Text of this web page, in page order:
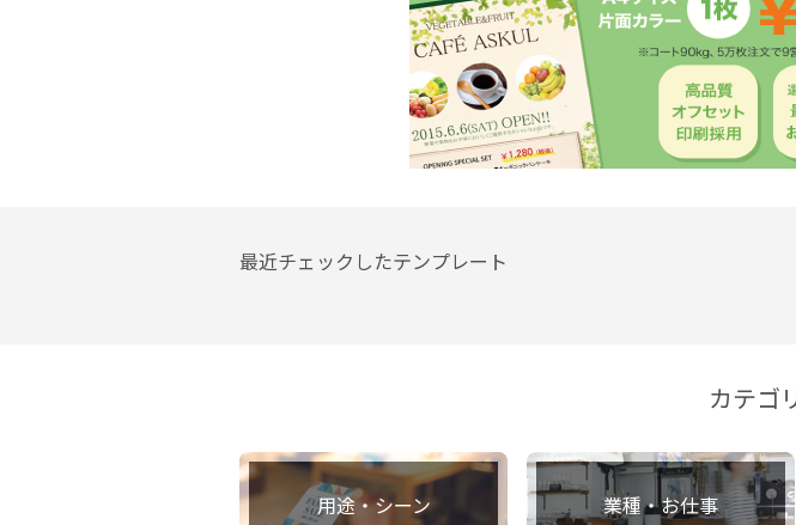
最近チェックしたテンプレート
カテゴ
用途・シーン 業種・お仕事